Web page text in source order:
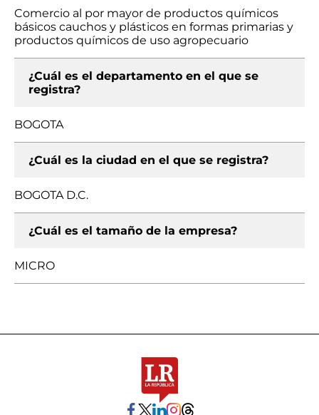
Comercio al por mayor de productos químicos
básicos cauchos y plásticos en formas primarias y
productos químicos de uso agropecuario
¿Cuál es el departamento en el que se
registra?
BOGOTA
¿Cuál es la ciudad en el que se registra?
BOGOTA D.C.
¿Cuál es el tamaño de la empresa?
MICRO